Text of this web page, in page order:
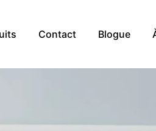
Contact Blogue